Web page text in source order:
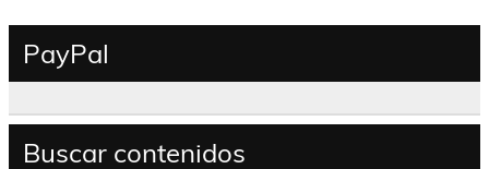
PayPal
Buscar contenidos